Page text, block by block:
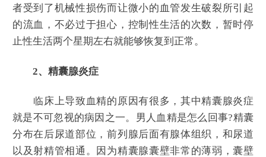
者受到了机械性损伤而让微小的血管发生破裂所引起
的流血，不必过于担心，控制性生活的次数，暂时停
止性生活两个星期左右就能够恢复到正常。
2、精囊腺炎症
临床上导致血精的原因有很多，其中精囊腺炎症
就是不可忽视的病因之一。男人血精是怎么回事?精囊
分布在后尿道部位，前列腺后面有腺体组织，和尿道
以及射精管相通。因为精囊腺囊壁非常的薄弱，囊壁